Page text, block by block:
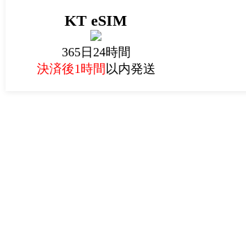
KT eSIM
365日24時間
決済後1時間以内発送